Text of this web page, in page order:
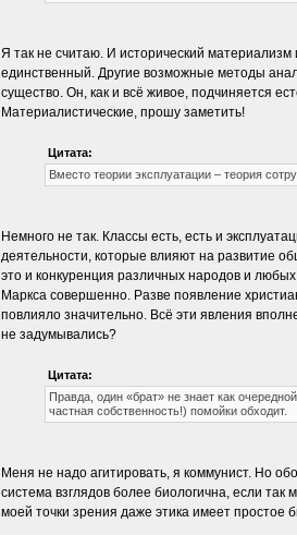
Я так не считаю. И исторический
единственный. Другие возможные методы
существо. Он, как и всё живое, подчиняется
Материалистические, прошу заметить!
Цитата:
Вместо теории эксплуатации – теория
Немного не так. Классы есть, есть и
деятельности, которые влияют на развитие
это и конкуренция различных народов и
Маркса совершенно. Разве появление
повлияло значительно. Всё эти явления
не задумывались?
Цитата:
Правда, один «брат» не знает как
частная собственность!) помойки обходит.
Меня не надо агитировать, я коммунист. Но
система взглядов более биологична, если
моей точки зрения даже этика имеет простое